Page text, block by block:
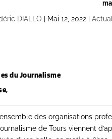
DIALLO Mai 12, 2022 |
du Journalisme
des organisations
de Tours viennent